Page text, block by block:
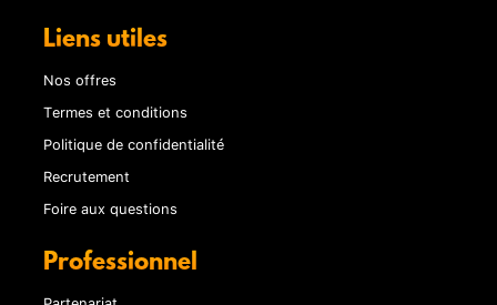
Liens utiles
Nos offres
Termes et conditions
Politique de confidentialité
Recrutement
Foire aux questions
Professionnel